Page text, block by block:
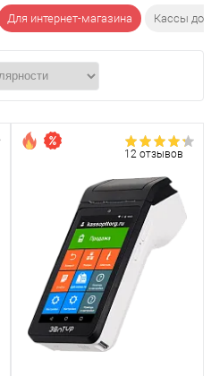
Для интернет-магазина Кассы до
12 отзывов